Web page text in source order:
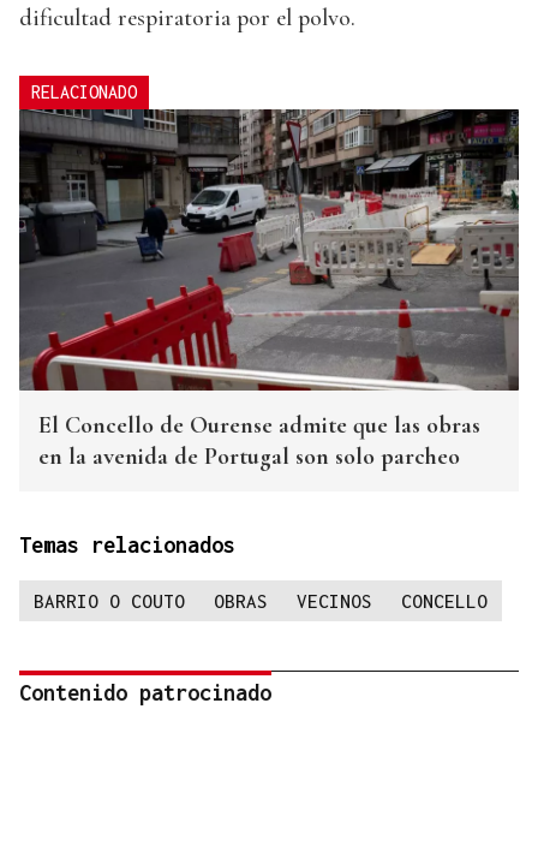
dificultad respiratoria por el polvo.
RELACIONADO
El Concello de Ourense admite que las obras
en la avenida de Portugal son solo parcheo
Temas relacionados
BARRIO O COUTO OBRAS VECINOS CONCELLO
Contenido patrocinado